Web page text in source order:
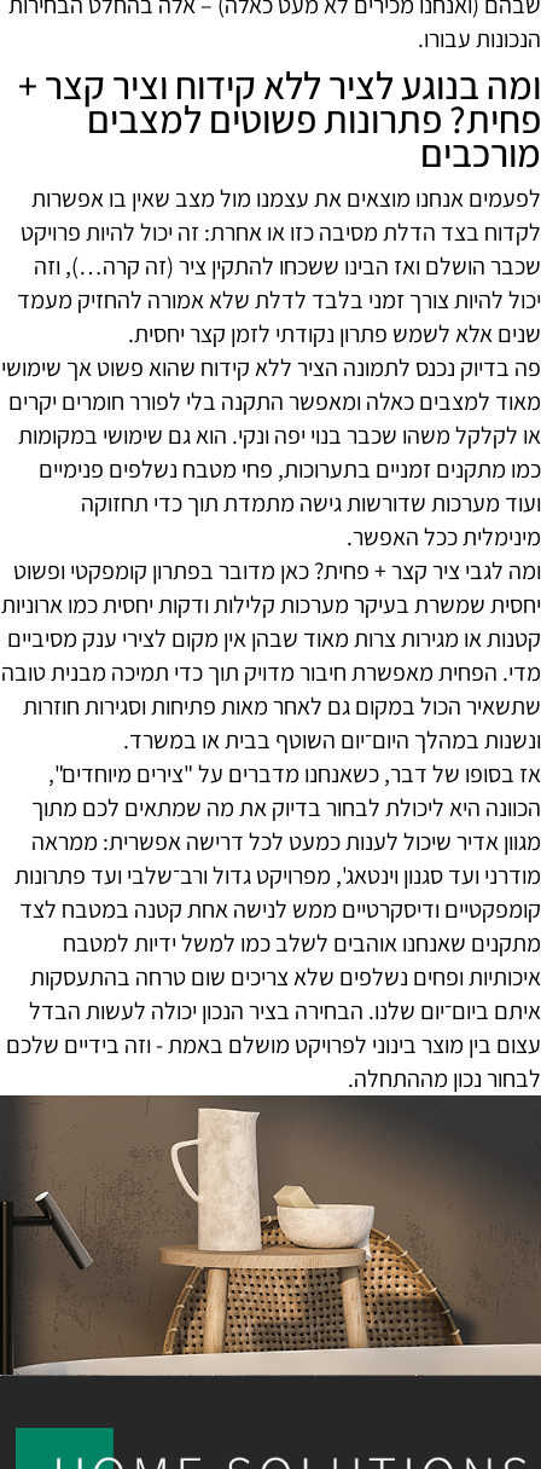
הנכונות עבורו.
ומה בנוגע לציר ללא קידוח וציר קצר +
פחית? פתרונות פשוטים למצבים
מורכבים
לפעמים אנחנו מוצאים את עצמנו מול מצב שאין בו אפשרות
לקדוח בצד הדלת מסיבה כזו או אחרת: זה יכול להיות פרויקט
שכבר הושלם ואז הבינו ששכחו להתקין ציר (זה קרה…), וזה
יכול להיות צורך זמני בלבד לדלת שלא אמורה להחזיק מעמד
שנים אלא לשמש פתרון נקודתי לזמן קצר יחסית.
פה בדיוק נכנס לתמונה הציר ללא קידוח שהוא פשוט אך שימושי
מאוד למצבים כאלה ומאפשר התקנה בלי לפורר חומרים יקרים
או לקלקל משהו שכבר בנוי יפה ונקי. הוא גם שימושי במקומות
כמו מתקנים זמניים בתערוכות, פחי מטבח נשלפים פנימיים
ועוד מערכות שדורשות גישה מתמדת תוך כדי תחזוקה
מינימלית ככל האפשר.
ומה לגבי ציר קצר + פחית? כאן מדובר בפתרון קומפקטי ופשוט
יחסית שמשרת בעיקר מערכות קלילות ודקות יחסית כמו ארוניות
קטנות או מגירות צרות מאוד שבהן אין מקום לצירי ענק מסיביים
מדי. הפחית מאפשרת חיבור מדויק תוך כדי תמיכה מבנית טובה
שתשאיר הכול במקום גם לאחר מאות פתיחות וסגירות חוזרות
ונשנות במהלך היום־יום השוטף בבית או במשרד.
אז בסופו של דבר, כשאנחנו מדברים על "צירים מיוחדים",
הכוונה היא ליכולת לבחור בדיוק את מה שמתאים לכם מתוך
מגוון אדיר שיכול לענות כמעט לכל דרישה אפשרית: ממראה
מודרני ועד סגנון וינטאג', מפרויקט גדול ורב־שלבי ועד פתרונות
קומפקטיים ודיסקרטיים ממש לנישה אחת קטנה במטבח לצד
מתקנים שאנחנו אוהבים לשלב כמו למשל ידיות למטבח
איכותיות ופחים נשלפים שלא צריכים שום טרחה בהתעסקות
איתם ביום־יום שלנו. הבחירה בציר הנכון יכולה לעשות הבדל
עצום בין מוצר בינוני לפרויקט מושלם באמת - וזה בידיים שלכם
לבחור נכון מההתחלה.